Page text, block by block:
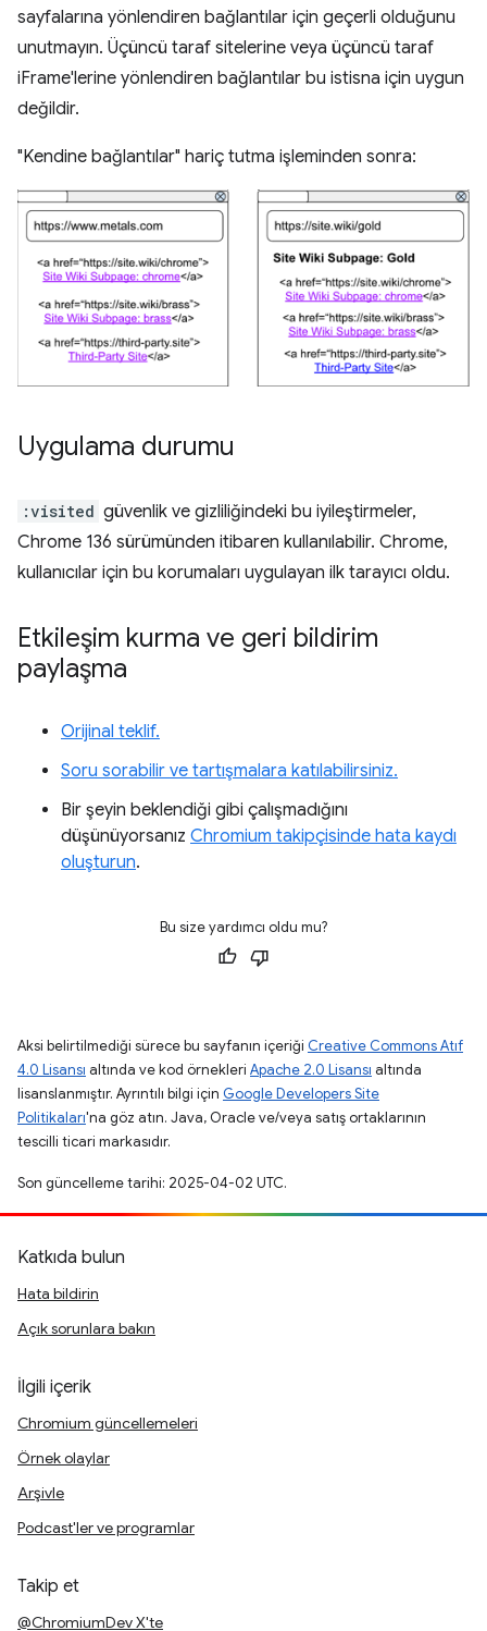
sayfalarına yönlendiren bağlantılar için geçerli olduğunu
unutmayın. Üçüncü taraf sitelerine veya üçüncü taraf
iFrame'lerine yönlendiren bağlantılar bu istisna için uygun
değildir.
"Kendine bağlantılar" hariç tutma işleminden sonra:
Uygulama durumu
:visited güvenlik ve gizliliğindeki bu iyileştirmeler,
Chrome 136 sürümünden itibaren kullanılabilir. Chrome,
kullanıcılar için bu korumaları uygulayan ilk tarayıcı oldu.
Etkileşim kurma ve geri bildirim
paylaşma
Orijinal teklif.
Soru sorabilir ve tartışmalara katılabilirsiniz.
Bir şeyin beklendiği gibi çalışmadığını
düşünüyorsanız Chromium takipçisinde hata kaydı
oluşturun.
Bu size yardımcı oldu mu?
Aksi belirtilmediği sürece bu sayfanın içeriği Creative Commons Atıf
4.0 Lisansı altında ve kod örnekleri Apache 2.0 Lisansı altında
lisanslanmıştır. Ayrıntılı bilgi için Google Developers Site
Politikaları'na göz atın. Java, Oracle ve/veya satış ortaklarının
tescilli ticari markasıdır.
Son güncelleme tarihi: 2025-04-02 UTC.
Katkıda bulun
Hata bildirin
Açık sorunlara bakın
İlgili içerik
Chromium güncellemeleri
Örnek olaylar
Arşivle
Podcast'ler ve programlar
Takip et
@ChromiumDev X'te